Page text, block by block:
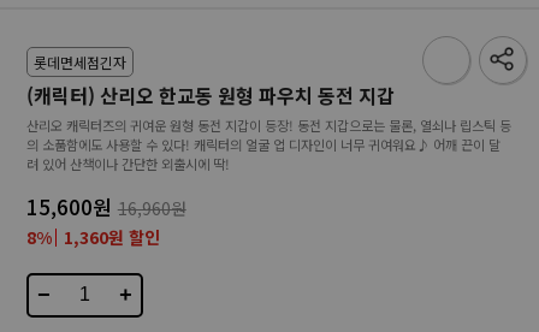
롯데면세점긴자
(캐릭터) 산리오 한교동 원형 파우치 동전 지갑
산리오 캐릭터즈의 귀여운 원형 동전 지갑이 등장! 동전 지갑으로는 물론, 열쇠나 립스틱 등
의 소품함에도 사용할 수 있다! 캐릭터의 얼굴 업 디자인이 너무 귀여워요♪ 어깨 끈이 달
려 있어 산책이나 간단한 외출시에 딱!
15,600원 16,960원
8% 1,360원 할인
− +